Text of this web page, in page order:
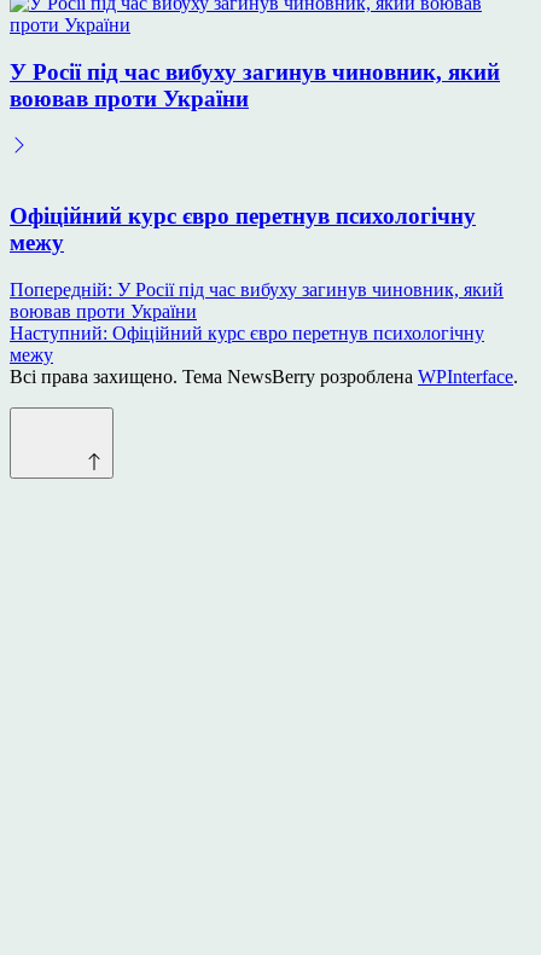
У Росії під час вибуху загинув чиновник, який
воював проти України
Офіційний курс євро перетнув психологічну
межу
Навігація
записів
Попередній: У Росії під час вибуху загинув чиновник, який
воював проти України
Наступний: Офіційний курс євро перетнув психологічну
межу
Всі права захищено. Тема NewsBerry розроблена WPInterface.